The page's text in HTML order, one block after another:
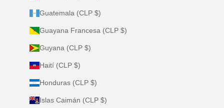
Guatemala (CLP $)
Guayana Francesa (CLP $)
Guyana (CLP $)
Haití (CLP $)
Honduras (CLP $)
Islas Caimán (CLP $)